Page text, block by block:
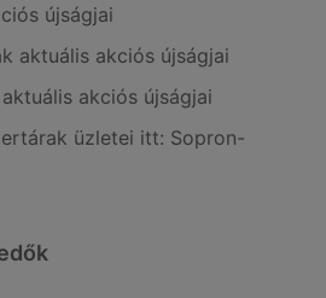
újságjai
aktuális akciós újságjai
akciós újságjai
üzletei itt: Sopron-